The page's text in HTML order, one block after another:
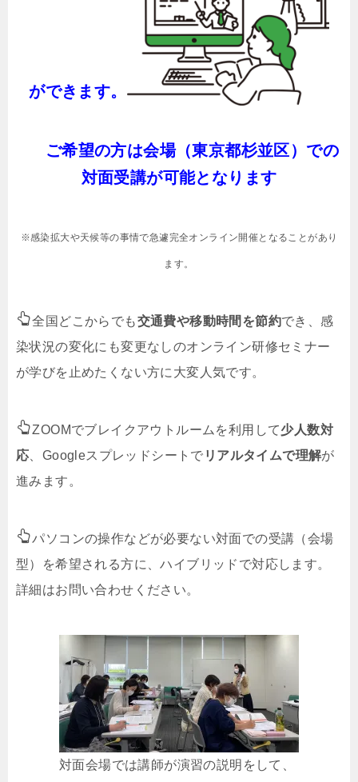
ができます。
ご希望の方は会場（東京都杉並区）での
対面受講が可能となります
※感染拡大や天候等の事情で急遽完全オンライン開催となることがあり
ます。
全国どこからでも交通費や移動時間を節約でき、感
染状況の変化にも変更なしのオンライン研修セミナー
が学びを止めたくない方に大変人気です。
ZOOMでブレイクアウトルームを利用して少人数対
応 、Googleスプレッドシートで リアルタイムで理解が
進みます。
パソコンの操作などが必要ない対面での受講（会場
型）を希望される方に、ハイブリッドで対応します。
詳細はお問い合わせください。
対面会場では講師が演習の説明をして、